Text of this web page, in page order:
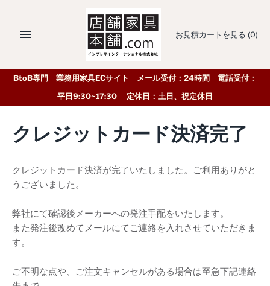
お見積カートを見る (0)
BtoB専門 業務用家具ECサイト メール受付：24時間 電話受付：
平日9:30~17:30 定休日：土日、祝定休日
クレジットカード決済完了
クレジットカード決済が完了いたしました。ご利用ありがと
うございました。
弊社にて確認後メーカーへの発注手配をいたします。
また発注後改めてメールにてご連絡を入れさせていただきま
す。
ご不明な点や、ご注文キャンセルがある場合は至急下記連絡